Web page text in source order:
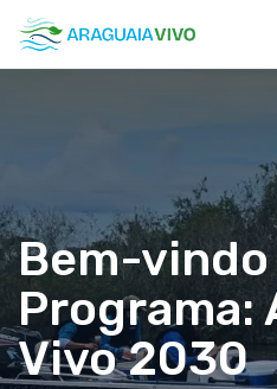
Bem-vindo
Programa:
Vivo 2030